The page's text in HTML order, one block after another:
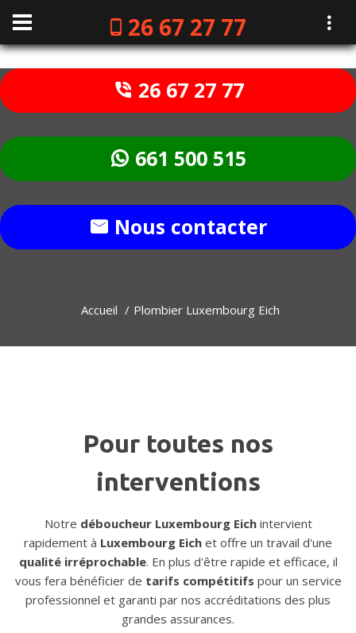
26 67 27 77
26 67 27 77
661 500 515
Nous contacter
Accueil Plombier Luxembourg Eich
Pour toutes nos
interventions
Notre déboucheur Luxembourg Eichintervient
rapidement à Luxembourg Eich et offre un travail d'une
qualité irréprochable. En plus d'être rapide et efficace, il
vous fera bénéficier de tarifs compétitifs pour un service
professionnel et garanti par nos accréditations des plus
grandes assurances.